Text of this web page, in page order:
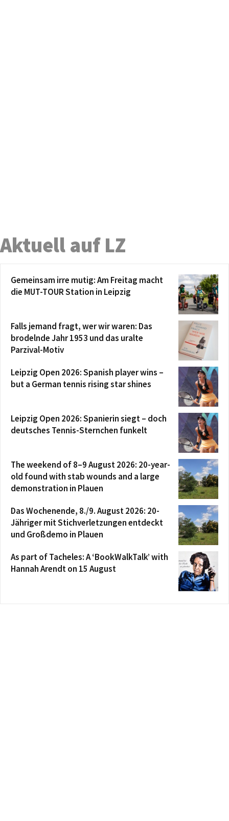
Aktuell auf LZ
Gemeinsam irre mutig: Am Freitag macht
die MUT-TOUR Station in Leipzig
Falls jemand fragt, wer wir waren: Das
brodelnde Jahr 1953 und das uralte
Parzival-Motiv
Leipzig Open 2026: Spanish player wins –
but a German tennis rising star shines
Leipzig Open 2026: Spanierin siegt – doch
deutsches Tennis-Sternchen funkelt
The weekend of 8–9 August 2026: 20-year-
old found with stab wounds and a large
demonstration in Plauen
Das Wochenende, 8./9. August 2026: 20-
Jähriger mit Stichverletzungen entdeckt
und Großdemo in Plauen
As part of Tacheles: A ‘BookWalkTalk’ with
Hannah Arendt on 15 August